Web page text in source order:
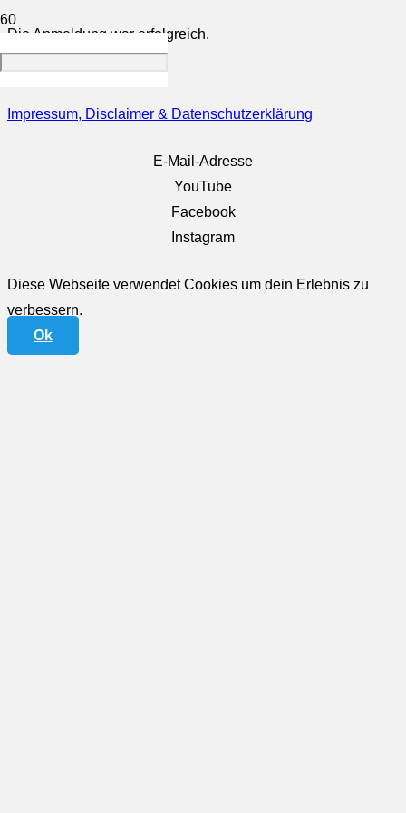
Die Anmeldung war erfolgreich.
Wir freuen uns auf dich.
Impressum, Disclaimer & Datenschutzerklärung
E-Mail-Adresse
YouTube
Facebook
Instagram
Diese Webseite verwendet Cookies um dein Erlebnis zu
verbessern.
Ok